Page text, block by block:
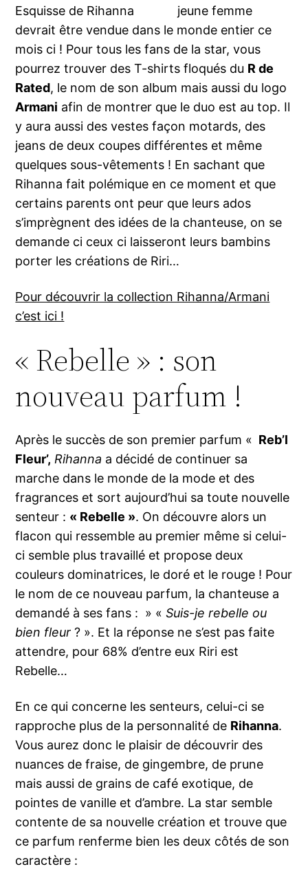
Esquisse de Rihanna
jeune femme
devrait être vendue dans le monde entier ce
mois ci ! Pour tous les fans de la star, vous
pourrez trouver des T-shirts floqués du R de
Rated, le nom de son album mais aussi du logo
Armani afin de montrer que le duo est au top. Il
y aura aussi des vestes façon motards, des
jeans de deux coupes différentes et même
quelques sous-vêtements ! En sachant que
Rihanna fait polémique en ce moment et que
certains parents ont peur que leurs ados
s’imprègnent des idées de la chanteuse, on se
demande ci ceux ci laisseront leurs bambins
porter les créations de Riri…
Pour découvrir la collection Rihanna/Armani
c’est ici !
« Rebelle » : son
nouveau parfum !
Après le succès de son premier parfum « Reb’l
Fleur’, Rihanna a décidé de continuer sa
marche dans le monde de la mode et des
fragrances et sort aujourd’hui sa toute nouvelle
senteur : « Rebelle ». On découvre alors un
flacon qui ressemble au premier même si celui-
ci semble plus travaillé et propose deux
couleurs dominatrices, le doré et le rouge ! Pour
le nom de ce nouveau parfum, la chanteuse a
demandé à ses fans : » «Suis-je rebelle ou
bien fleur? ». Et la réponse ne s’est pas faite
attendre, pour 68% d’entre eux Riri est
Rebelle…
En ce qui concerne les senteurs, celui-ci se
rapproche plus de la personnalité de Rihanna.
Vous aurez donc le plaisir de découvrir des
nuances de fraise, de gingembre, de prune
mais aussi de grains de café exotique, de
pointes de vanille et d’ambre. La star semble
contente de sa nouvelle création et trouve que
ce parfum renferme bien les deux côtés de son
caractère :